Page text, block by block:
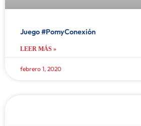
Juego #PomyConexión
LEER MÁS »
febrero 1, 2020